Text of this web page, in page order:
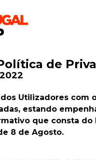
de
Utilizadores
estando
que consta do
8 de Agosto.